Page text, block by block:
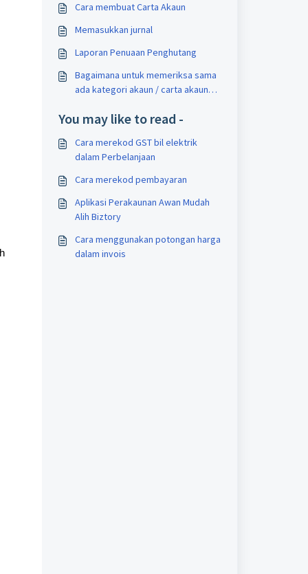
Cara membuat Carta Akaun
Memasukkan jurnal
Laporan Penuaan Penghutang
Bagaimana untuk memeriksa sama
ada kategori akaun / carta akaun
You may like to read -
Cara merekod GST bil elektrik
dalam Perbelanjaan
Cara merekod pembayaran
Aplikasi Perakaunan Awan Mudah
Alih Biztory
Cara menggunakan potongan harga
dalam invois